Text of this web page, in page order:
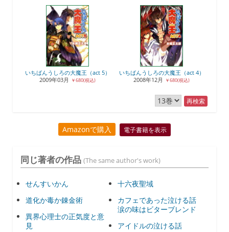
いちばんうしろの大魔王（act 5）
2009年03月
￥680(税込)
いちばんうしろの大魔王（act 4）
2008年12月
￥680(税込)
再検索
Amazonで購入 電子書籍を表示
同じ著者の作品 (The same author's work)
せんすいかん
道化か毒か錬金術
異界心理士の正気度と意
見
十六夜聖域
カフェであった泣ける話
涙の味はビターブレンド
アイドルの泣ける話